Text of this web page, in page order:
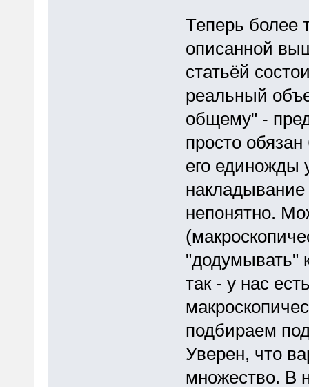
Теперь более
описанной
статьёй
реальный
общему" -
просто
его единожды
накладывание
непонятно.
"додумывать"
так - у нас
подбираем
Уверен, что
множество. В